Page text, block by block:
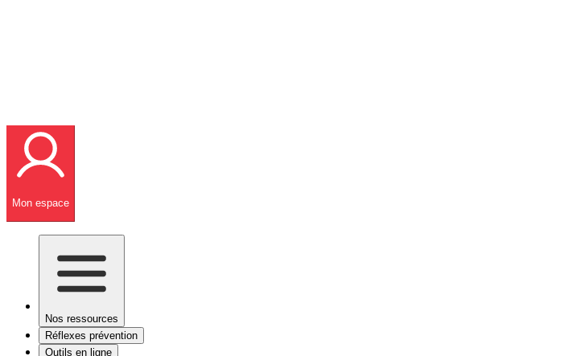
Mon espace
Nos ressources
Réflexes prévention
Outils en ligne